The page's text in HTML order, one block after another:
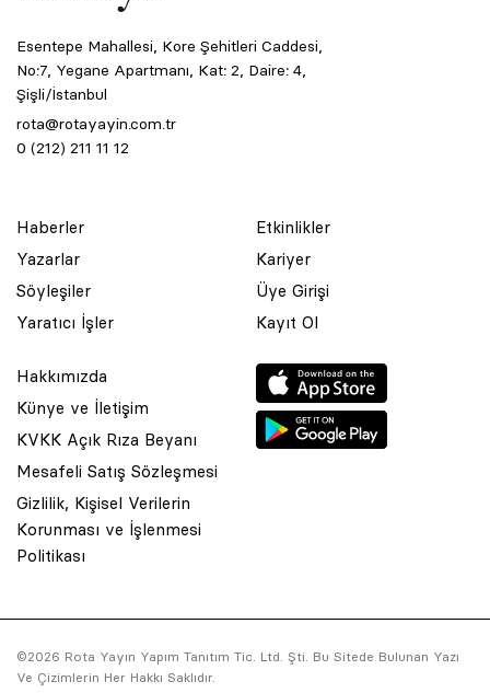
Esentepe Mahallesi, Kore Şehitleri Caddesi,
No:7, Yegane Apartmanı, Kat: 2, Daire: 4,
Şişli/İstanbul
rota@rotayayin.com.tr
0 (212) 211 11 12
Haberler
Yazarlar
Söyleşiler
Yaratıcı İşler
Etkinlikler
Kariyer
Üye Girişi
Kayıt Ol
Hakkımızda
Künye ve İletişim
KVKK Açık Rıza Beyanı
Mesafeli Satış Sözleşmesi
Gizlilik, Kişisel Verilerin
Korunması ve İşlenmesi
Politikası
©2026 Rota Yayın Yapım Tanıtım Tic. Ltd. Şti. Bu Sitede Bulunan Yazı
Ve Çizimlerin Her Hakkı Saklıdır.
© 2001 Rota Yayın Yapım Tanıtım Tic. Ltd. Şti. Bu Sitede Bulunan
Asquared WordPress Agencytarafından tasarlanmış ve